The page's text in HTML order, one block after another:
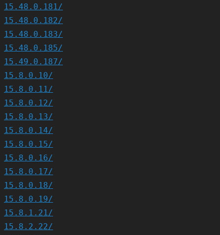
15.48.0.181/
15.48.0.182/
15.48.0.183/
15.48.0.185/
15.49.0.187/
15.8.0.10/
15.8.0.11/
15.8.0.12/
15.8.0.13/
15.8.0.14/
15.8.0.15/
15.8.0.16/
15.8.0.17/
15.8.0.18/
15.8.0.19/
15.8.1.21/
15.8.2.22/